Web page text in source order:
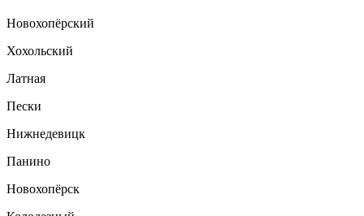
Новохопёрский
Хохольский
Латная
Пески
Нижнедевицк
Панино
Новохопёрск